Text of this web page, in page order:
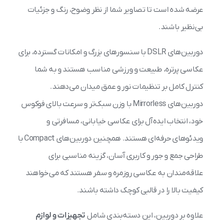
عرضه شده است تا تصاویر شما از نظر وضوح، رنگ و جزئیات
بی‌نظیر باشند.
دوربین‌های DSLR با سنسورهای بزرگ و امکانات گسترده، برای
عکاسی پرتره، طبیعت و ورزشی مناسب هستند و به شما
کنترل کامل بر تنظیمات نور و عمق میدان می‌دهند.
دوربین‌های Mirrorless با وزن سبک‌تر و سرعت بالای فوکوس
خود، انتخاب ایده‌آل برای عکاسی خیابانی، مسافرتی و
ویدئوهای حرفه‌ای هستند. همچنین دوربین‌های Compact با
طراحی جمع و جور و کاربری آسان، گزینه مناسبی برای
علاقه‌مندان به عکاسی روزمره و سفر هستند که می‌خواهند
کیفیت بالا را در قالبی کوچک داشته باشند.
علاوه بر دوربین، این دسته‌بندی شامل تجهیزات و لوازم